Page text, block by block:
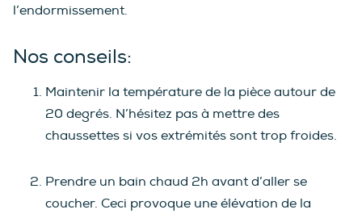
l’endormissement.
Nos conseils:
Maintenir la température de la pièce autour de
20 degrés. N’hésitez pas à mettre des
chaussettes si vos extrémités sont trop froides.
Prendre un bain chaud 2h avant d’aller se
coucher. Ceci provoque une élévation de la